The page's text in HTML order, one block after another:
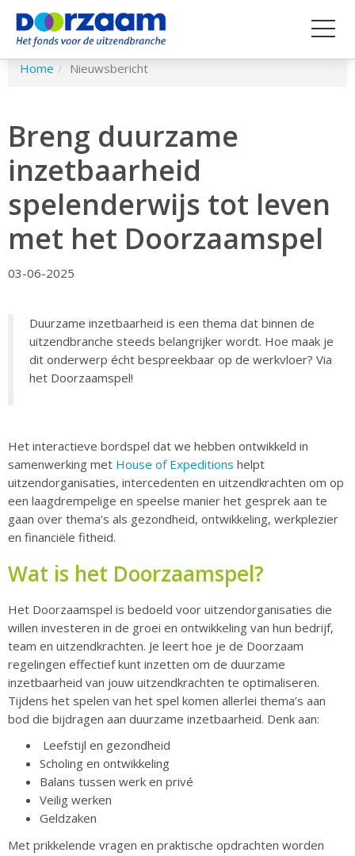
Spring
inhoud
Home Nieuwsbericht
Breng duurzame
inzetbaarheid
spelenderwijs tot leven
met het Doorzaamspel
03-06-2025
Duurzame inzetbaarheid is een thema dat binnen de
uitzendbranche steeds belangrijker wordt. Hoe maak je
dit onderwerp écht bespreekbaar op de werkvloer? Via
het Doorzaamspel!
Het interactieve bordspel dat we hebben ontwikkeld in
samenwerking met House of Expeditions helpt
uitzendorganisaties, intercedenten en uitzendkrachten om op
een laagdrempelige en speelse manier het gesprek aan te
gaan over thema’s als gezondheid, ontwikkeling, werkplezier
en financiële fitheid.
Wat is het Doorzaamspel?
Het Doorzaamspel is bedoeld voor uitzendorganisaties die
willen investeren in de groei en ontwikkeling van hun bedrijf,
team en uitzendkrachten. Je leert hoe je de Doorzaam
regelingen effectief kunt inzetten om de duurzame
inzetbaarheid van jouw uitzendkrachten te optimaliseren.
Tijdens het spelen van het spel komen allerlei thema’s aan
bod die bijdragen aan duurzame inzetbaarheid. Denk aan:
Leefstijl en gezondheid
Scholing en ontwikkeling
Balans tussen werk en privé
Veilig werken
Geldzaken
Met prikkelende vragen en praktische opdrachten worden